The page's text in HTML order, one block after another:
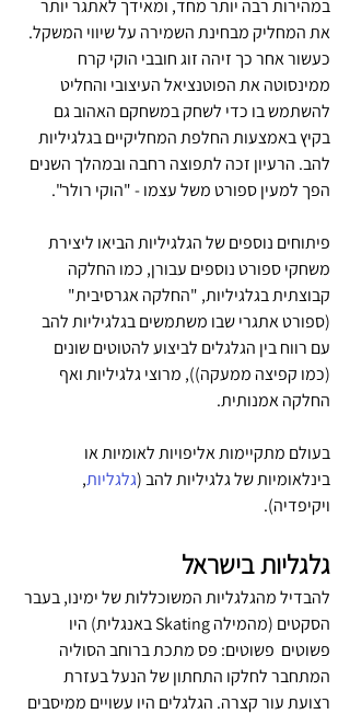
במהירות רבה יותר מחד, ומאידך לאתגר יותר
את המחליק מבחינת השמירה על שיווי המשקל.
כעשור אחר כך זיהה זוג חובבי הוקי קרח
ממינסוטה את הפוטנציאל העיצובי והחליט
להשתמש בו כדי לשחק במשחקם האהוב גם
בקיץ באמצעות החלפת המחליקיים בגלגיליות
להב. הרעיון זכה לתפוצה רחבה ובמהלך השנים
הפך למעין ספורט משל עצמו - "הוקי רולר".
פיתוחים נוספים של הגלגיליות הביאו ליצירת
משחקי ספורט נוספים עבורן, כמו החלקה
קבוצתית בגלגיליות, "החלקה אגרסיבית"
(ספורט אתגרי שבו משתמשים בגלגיליות להב
עם רווח בין הגלגלים לביצוע להטוטים שונים
(כמו קפיצה ממעקה)), מרוצי גלגיליות ואף
החלקה אמנותית.
בעולם מתקיימות אליפויות לאומיות או
בינלאומיות של גלגיליות להב (גלגליות,
ויקיפדיה).
גלגליות בישראל
להבדיל מהגלגליות המשוכללות של ימינו, בעבר
הסקטים (מהמילה Skating באנגלית) היו
פשוטים  פשוטים: פס מתכת ברוחב הסוליה
המתחבר לחלקו התחתון של הנעל בעזרת
רצועת עור קצרה. הגלגלים היו עשויים ממיסבים